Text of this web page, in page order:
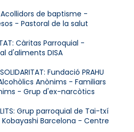
Acollidors de baptisme -
- Pastoral de la salut
Càritas Parroquial -
d'aliments DISA
Fundació PRAHU
Anònims - Familiars
- Grup d'ex-narcòtics
Grup parroquial de Tai-txí
Barcelona - Centre